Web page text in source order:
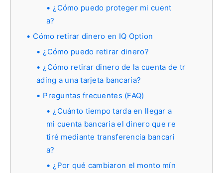
¿Cómo puedo proteger mi cuent
a?
Cómo retirar dinero en IQ Option
¿Cómo puedo retirar dinero?
¿Cómo retirar dinero de la cuenta de tr
ading a una tarjeta bancaria?
Preguntas frecuentes (FAQ)
¿Cuánto tiempo tarda en llegar a
mi cuenta bancaria el dinero que re
tiré mediante transferencia bancari
a?
¿Por qué cambiaron el monto mín